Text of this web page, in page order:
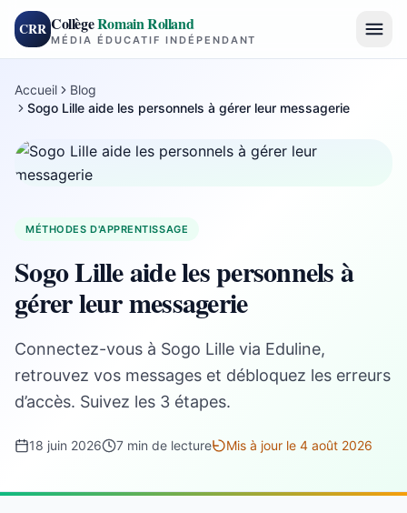
CRR CollègeRomain Rolland
MÉDIA ÉDUCATIF INDÉPENDANT
Accueil
Blog
Sogo Lille aide les personnels à gérer leur messagerie
MÉTHODES D'APPRENTISSAGE
Sogo Lille aide les personnels à
gérer leur messagerie
Connectez-vous à Sogo Lille via Eduline,
retrouvez vos messages et débloquez les erreurs
d’accès. Suivez les 3 étapes.
18 juin 2026 7 min de lecture Mis à jour le 4 août 2026